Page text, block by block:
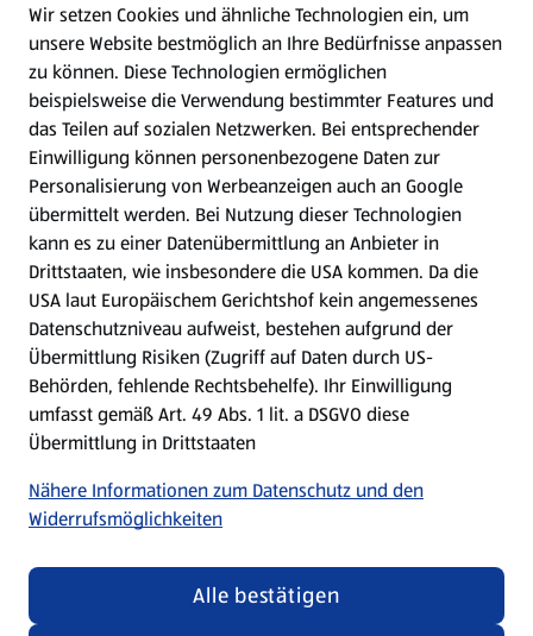
WhatsApp
Gewinnspiele
Mein HOFER. Meine Einkäufe.
Meine Meinung. Mein HOFER.
Gutscheingroßbestellung
(öffnet in einem neuen Tab)
Folge uns hier:
Jetzt die HOFER App downloaden
Wir setzen Cookies und ähnliche Technologien ein, um
unsere Website bestmöglich an Ihre Bedürfnisse anpassen
zu können. Diese Technologien ermöglichen
beispielsweise die Verwendung bestimmter Features und
das Teilen auf sozialen Netzwerken. Bei entsprechender
Einwilligung können personenbezogene Daten zur
Personalisierung von Werbeanzeigen auch an Google
übermittelt werden. Bei Nutzung dieser Technologien
kann es zu einer Datenübermittlung an Anbieter in
Drittstaaten, wie insbesondere die USA kommen. Da die
USA laut Europäischem Gerichtshof kein angemessenes
Datenschutzniveau aufweist, bestehen aufgrund der
Übermittlung Risiken (Zugriff auf Daten durch US-
Behörden, fehlende Rechtsbehelfe). Ihr Einwilligung
umfasst gemäß Art. 49 Abs. 1 lit. a DSGVO diese
Übermittlung in Drittstaaten
Nähere Informationen zum Datenschutz und den
Widerrufsmöglichkeiten
Alle bestätigen